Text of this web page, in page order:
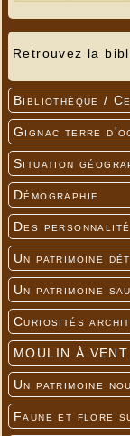
Retrouvez la
Bibliothèque /
Gignac terre
Situation
Démographie
Des
Un patrimoine
Un patrimoine
Curiosités
MOULIN À
Un patrimoine
Faune et flore